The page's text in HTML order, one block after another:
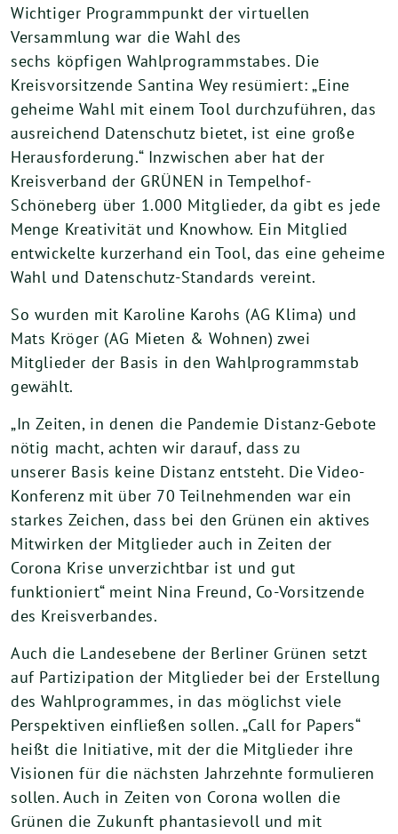
Wichtiger Programmpunkt der virtuellen
Versammlung war die Wahl des
sechs köpfigen Wahlprogrammstabes. Die
Kreisvorsitzende Santina Wey resümiert: „Eine
geheime Wahl mit einem Tool durchzuführen, das
ausreichend Datenschutz bietet, ist eine große
Herausforderung.“ Inzwischen aber hat der
Kreisverband der GRÜNEN in Tempelhof-
Schöneberg über 1.000 Mitglieder, da gibt es jede
Menge Kreativität und Knowhow. Ein Mitglied
entwickelte kurzerhand ein Tool, das eine geheime
Wahl und Datenschutz-Standards vereint.
So wurden mit Karoline Karohs (AG Klima) und
Mats Kröger (AG Mieten & Wohnen) zwei
Mitglieder der Basis in den Wahlprogrammstab
gewählt.
„In Zeiten, in denen die Pandemie Distanz-Gebote
nötig macht, achten wir darauf, dass zu
unserer Basis keine Distanz entsteht. Die Video-
Konferenz mit über 70 Teilnehmenden war ein
starkes Zeichen, dass bei den Grünen ein aktives
Mitwirken der Mitglieder auch in Zeiten der
Corona Krise unverzichtbar ist und gut
funktioniert“ meint Nina Freund, Co-Vorsitzende
des Kreisverbandes.
Auch die Landesebene der Berliner Grünen setzt
auf Partizipation der Mitglieder bei der Erstellung
des Wahlprogrammes, in das möglichst viele
Perspektiven einfließen sollen. „Call for Papers“
heißt die Initiative, mit der die Mitglieder ihre
Visionen für die nächsten Jahrzehnte formulieren
sollen. Auch in Zeiten von Corona wollen die
Grünen die Zukunft phantasievoll und mit